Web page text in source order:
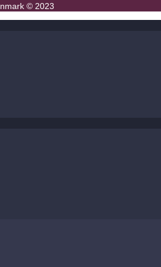
© 2023